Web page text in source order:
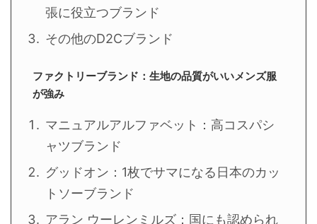
張に役立つブランド
その他のD2Cブランド
ファクトリーブランド：生地の品質がいいメンズ服
が強み
マニュアルアルファベット：高コスパシ
ャツブランド
グッドオン：1枚でサマになる日本のカッ
トソーブランド
アラン ウーレンミルズ：国にも認められ